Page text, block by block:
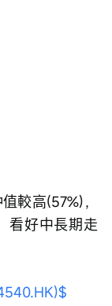
較高(57%)，
看好中長期走